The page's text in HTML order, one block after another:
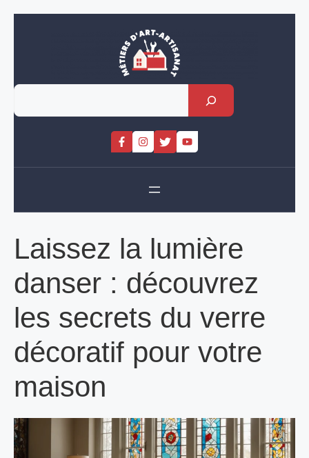
Rechercher
Laissez la lumière
danser : découvrez
les secrets du verre
décoratif pour votre
maison